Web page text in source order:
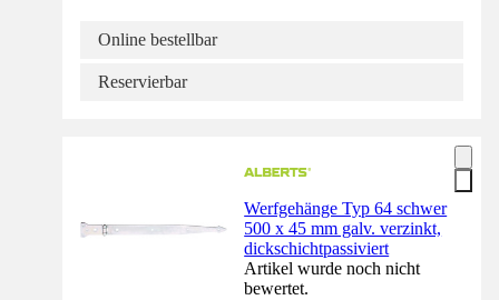
Online bestellbar
Reservierbar
Werfgehänge Typ 64 schwer
500 x 45 mm galv. verzinkt,
dickschichtpassiviert
Artikel wurde noch nicht
bewertet.